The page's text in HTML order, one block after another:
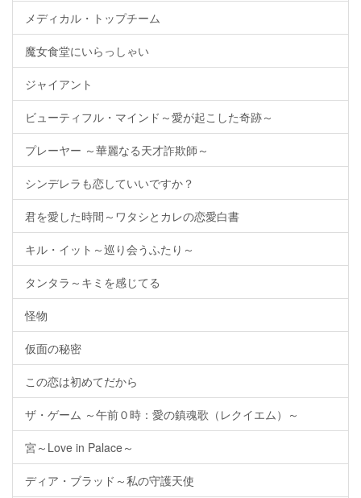
メディカル・トップチーム
魔女食堂にいらっしゃい
ジャイアント
ビューティフル・マインド～愛が起こした奇跡～
プレーヤー ～華麗なる天才詐欺師～
シンデレラも恋していいですか？
君を愛した時間～ワタシとカレの恋愛白書
キル・イット～巡り会うふたり～
タンタラ～キミを感じてる
怪物
仮面の秘密
この恋は初めてだから
ザ・ゲーム ～午前０時：愛の鎮魂歌（レクイエム）～
宮～Love in Palace～
ディア・ブラッド～私の守護天使